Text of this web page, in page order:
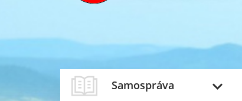
Samospráva